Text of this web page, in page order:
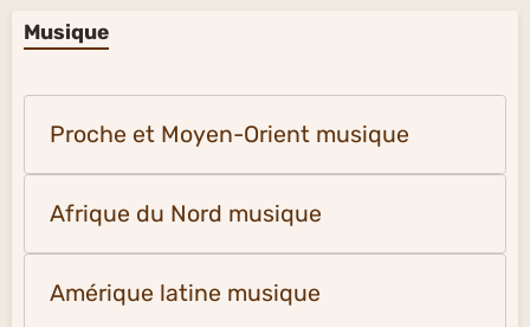
Musique
Proche et Moyen-Orient musique
Afrique du Nord musique
Amérique latine musique